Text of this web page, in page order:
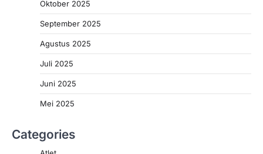
Oktober 2025
September 2025
Agustus 2025
Juli 2025
Juni 2025
Mei 2025
Categories